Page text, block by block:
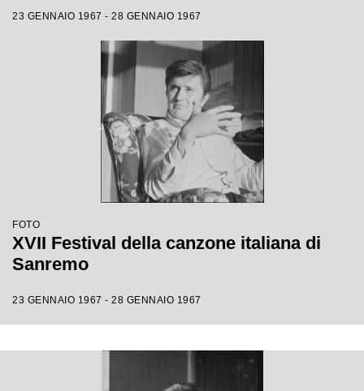
23 GENNAIO 1967 - 28 GENNAIO 1967
FOTO
XVII Festival della canzone italiana di
Sanremo
23 GENNAIO 1967 - 28 GENNAIO 1967